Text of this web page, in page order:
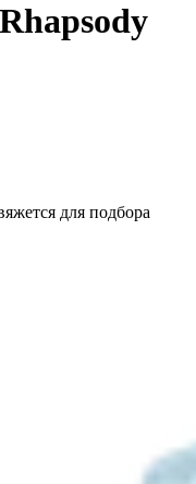
для подбора